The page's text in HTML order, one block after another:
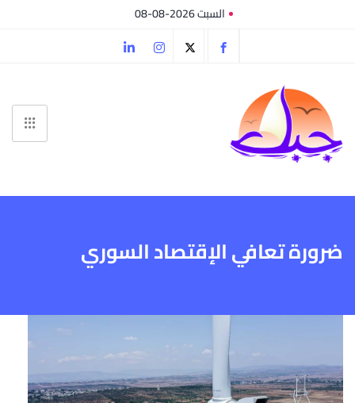
السبت 2026-08-08
ضرورة تعافي الإقتصاد السوري